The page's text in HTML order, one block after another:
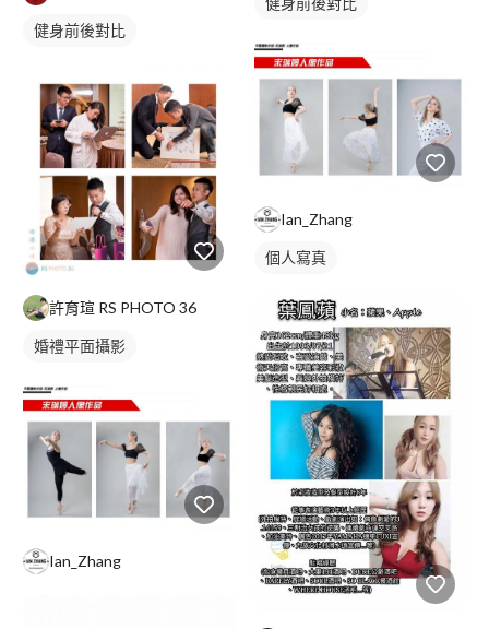
健身前後對比
許育瑄 RS PHOTO 36
婚禮平面攝影
Ian_Zhang
Ian_Zhang
個人寫真